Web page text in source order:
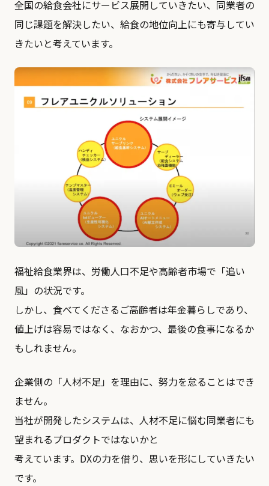
全国の給食会社にサービス展開していきたい、同業者の
同じ課題を解決したい、給食の地位向上にも寄与してい
きたいと考えています。
福祉給食業界は、労働人口不足や高齢者市場で「追い
風」の状況です。
しかし、食べてくださるご高齢者は年金暮らしであり、
値上げは容易ではなく、なおかつ、最後の食事になるか
もしれません。
企業側の「人材不足」を理由に、努力を怠ることはでき
ません。
当社が開発したシステムは、人材不足に悩む同業者にも
望まれるプロダクトではないかと
考えています。DXの力を借り、思いを形にしていきたい
です。